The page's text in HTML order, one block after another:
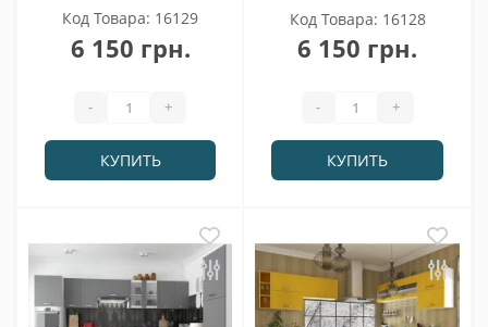
Код Товара: 16129
6 150 грн.
- +
КУПИТЬ
Код Товара: 16128
6 150 грн.
- +
КУПИТЬ